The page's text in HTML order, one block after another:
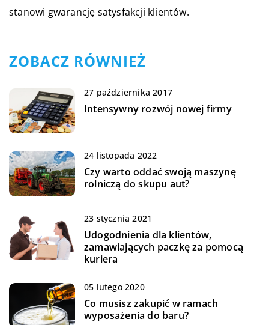
stanowi gwarancję satysfakcji klientów.
ZOBACZ RÓWNIEŻ
27 października 2017
Intensywny rozwój nowej firmy
24 listopada 2022
Czy warto oddać swoją maszynę
rolniczą do skupu aut?
23 stycznia 2021
Udogodnienia dla klientów,
zamawiających paczkę za pomocą
kuriera
05 lutego 2020
Co musisz zakupić w ramach
wyposażenia do baru?